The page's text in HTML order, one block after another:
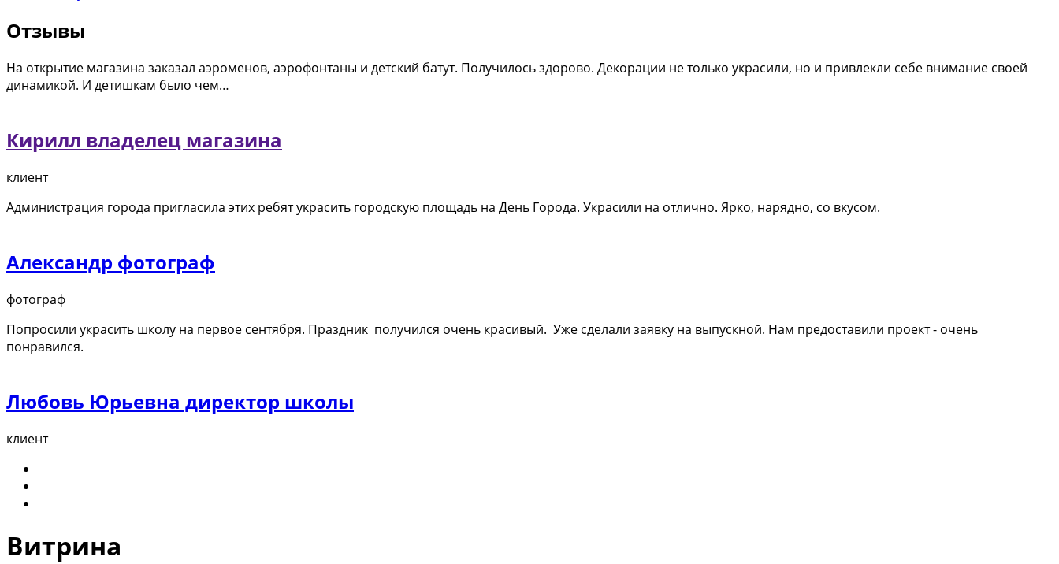
Отзывы
На открытие магазина заказал аэроменов, аэрофонтаны и детский батут. Получилось здорово. Декорации не только украсили, но и привлекли себе внимание своей
динамикой. И детишкам было чем…
Кирилл владелец магазина
клиент
Администрация города пригласила этих ребят украсить городскую площадь на День Города. Украсили на отлично. Ярко, нарядно, со вкусом.
Александр фотограф
фотограф
Попросили украсить школу на первое сентября. Праздник получился очень красивый. Уже сделали заявку на выпускной. Нам предоставили проект - очень
понравился.
Любовь Юрьевна директор школы
клиент
Витрина